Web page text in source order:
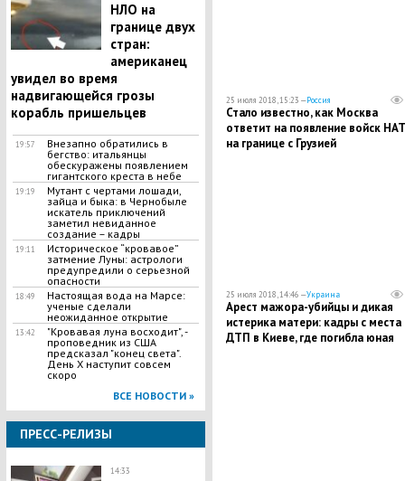
НЛО на
границе двух
стран:
американец
увидел во время
надвигающейся грозы
корабль пришельцев
19:57
Внезапно обратились в
бегство: итальянцы
обескуражены появлением
гигантского креста в небе
19:19
Мутант с чертами лошади,
зайца и быка: в Чернобыле
искатель приключений
заметил невиданное
создание – кадры
19:11
Историческое “кровавое”
затмение Луны: астрологи
предупредили о серьезной
опасности
18:49
​Настоящая вода на Марсе:
ученые сделали
неожиданное открытие
13:42
"Кровавая луна восходит", -
проповедник из США
предсказал "конец света".
День Х наступит совсем
скоро
ВСЕ НОВОСТИ »
ПРЕСС-РЕЛИЗЫ
14:33
25 июля 2018, 15:23 —Россия
Стало известно, как Москва
ответит на появление войск
на границе с Грузией
25 июля 2018, 14:46 —Украина
Арест мажора-убийцы и дикая
истерика матери: кадры с места
ДТП в Киеве, где погибла юная